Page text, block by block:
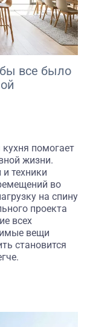
все было
помогает
жизни.
техники
во
на спину
проекта
всех
вещи
становится